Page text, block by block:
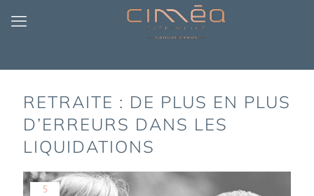
RETRAITE : DE PLUS EN PLUS
D’ERREURS DANS LES
LIQUIDATIONS
5